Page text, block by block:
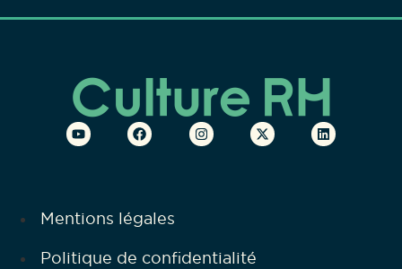
Mentions légales
Politique de confidentialité